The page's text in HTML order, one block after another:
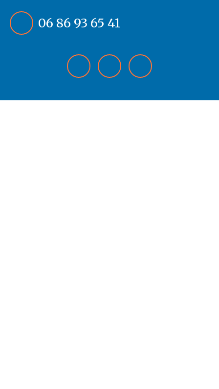
06 86 93 65 41